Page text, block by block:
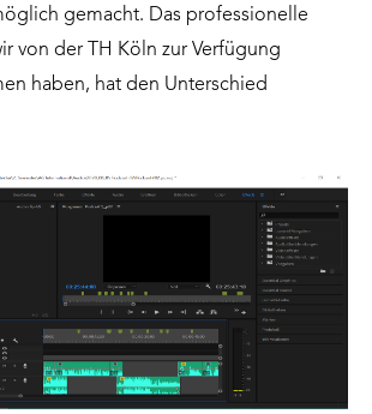
gemacht. Das professionelle
von der TH Köln zur Verfügung
haben, hat den Unterschied